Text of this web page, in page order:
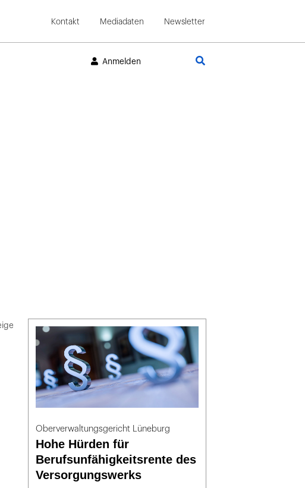
Kontakt Mediadaten Newsletter
Anmelden
Oberverwaltungsgericht Lüneburg
Hohe Hürden für
Berufsunfähigkeitsrente des
Versorgungswerks